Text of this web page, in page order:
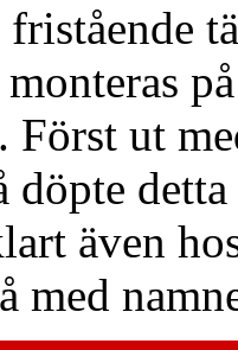
Först ut
döpte
även
med